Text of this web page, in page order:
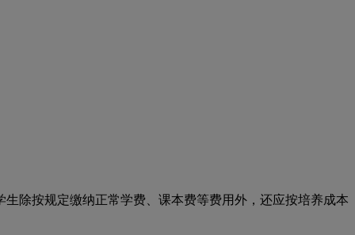
除按规定缴纳正常学费、课本费等费用外，还应按培养成本